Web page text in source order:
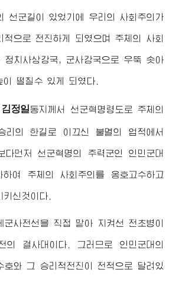
선군길이 있었기에 우리의 사회주의가
적으로 전진하게 되였으며 주체의 사회
치사상강국, 군사강국으로 우뚝 솟아
떨칠수 있게 되였다.
김정일동지 께서 선군혁명령도로 주체의
리의 한길로 이끄신 불멸의 업적에서
다먼저 선군혁명의 주력군인 인민군대
여 주체의 사회주의를 옹호고수하고
신것이다.
군사전선을 직접 맡아 지켜선 전초병이
의 결사대이다. 그러므로 인민군대의
호와 그 승리적전진이 전적으로 달려있